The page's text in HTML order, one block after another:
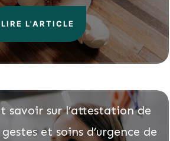
LIRE L'ARTICLE
savoir sur l’attestation de
et soins d’urgence de